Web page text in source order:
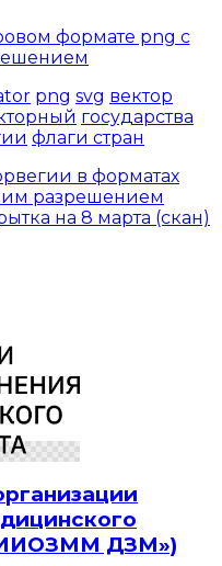
формате png с
png svg вектор
государства
флаги стран
в форматах
разрешением
на 8 марта (скан)
ДЗМ»)